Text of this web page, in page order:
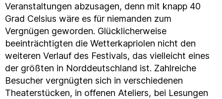
Veranstaltungen abzusagen, denn mit knapp 40
Grad Celsius wäre es für niemanden zum
Vergnügen geworden. Glücklicherweise
beeinträchtigten die Wetterkapriolen nicht den
weiteren Verlauf des Festivals, das vielleicht eines
der größten in Norddeutschland ist. Zahlreiche
Besucher vergnügten sich in verschiedenen
Theaterstücken, in offenen Ateliers, bei Lesungen